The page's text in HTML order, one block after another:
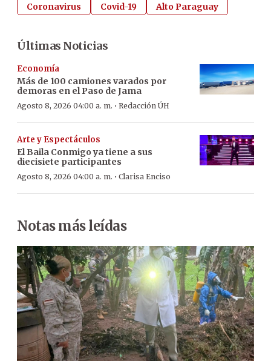
Coronavirus Covid-19 Alto Paraguay
Últimas Noticias
Economía
Más de 100 camiones varados por
demoras en el Paso de Jama
Agosto 8, 2026 04:00 a. m. · Redacción ÚH
Arte y Espectáculos
El Baila Conmigo ya tiene a sus
diecisiete participantes
Agosto 8, 2026 04:00 a. m. · Clarisa Enciso
Notas más leídas